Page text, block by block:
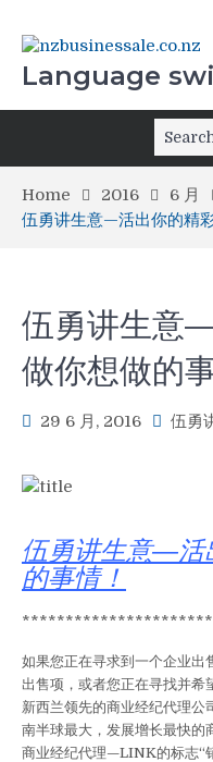
Language
Home 2016 6 月
伍勇讲生意—活出你的精
伍勇讲生意
做你想做的
29 6 月, 2016 伍勇
伍勇讲生意—活
的事情！
如果您正在寻求到一个企业出
出售项，或者您正在寻找并
新西兰领先的商业经纪代理
南半球最大，发展增长最快的
商业经纪代理—LINK的标志“